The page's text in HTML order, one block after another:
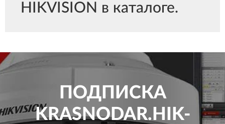
HIKVISION в каталоге.
ПОДПИСКА
KRASNODAR.HIK-